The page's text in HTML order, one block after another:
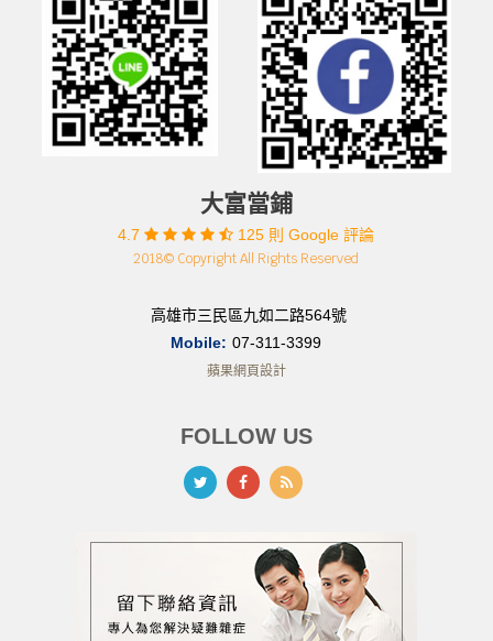
大富當鋪
4.7
125 則 Google 評論
2018© Copyright All Rights Reserved
高雄市三民區九如二路564號
Mobile: 07-311-3399
蘋果網頁設計
FOLLOW US